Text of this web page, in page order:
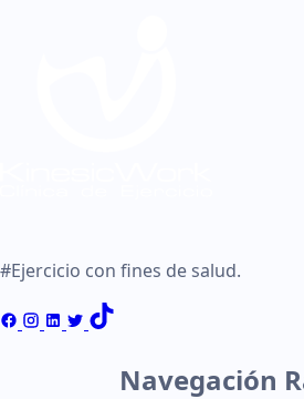
#Ejercicio con fines de salud.
Navegación